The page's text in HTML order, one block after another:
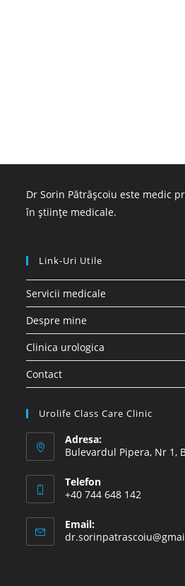
Dr Sorin Pătrășcoiu este medic
în științe medicale.
Link-Uri Utile
Servicii medicale
Despre mine
Clinica urologica
Contact
Urolife Class Care Clinic
Adresa:
Bulevardul Pipera, Nr 1,
Telefon
+40 744 648 142
Email: